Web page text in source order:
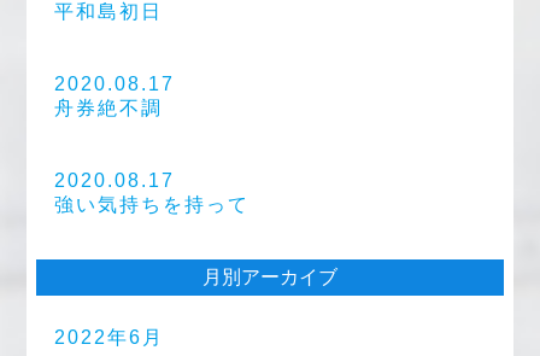
平和島初日
2020.08.17
舟券絶不調
2020.08.17
強い気持ちを持って
月別アーカイブ
2022年6月